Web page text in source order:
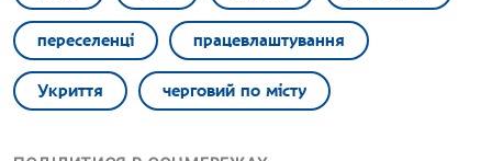
переселенці працевлаштування
Укриття черговий по місту